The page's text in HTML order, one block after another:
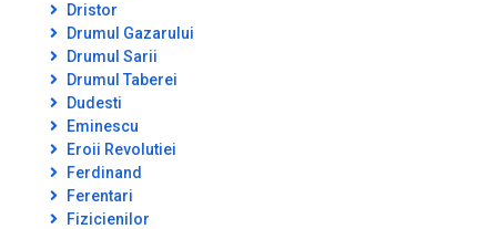
Dristor
Drumul Gazarului
Drumul Sarii
Drumul Taberei
Dudesti
Eminescu
Eroii Revolutiei
Ferdinand
Ferentari
Fizicienilor